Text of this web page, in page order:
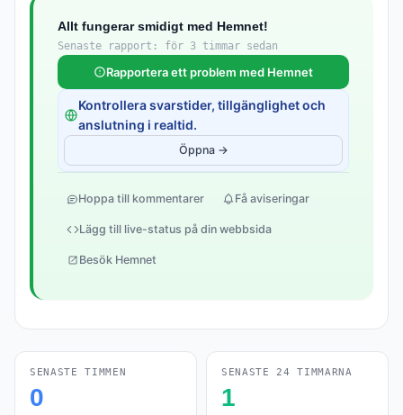
Allt fungerar smidigt med Hemnet!
Senaste rapport: för 3 timmar sedan
Rapportera ett problem med Hemnet
Kontrollera svarstider, tillgänglighet och
anslutning i realtid.
Öppna →
Hoppa till kommentarer Få aviseringar
Lägg till live-status på din webbsida
Besök Hemnet
SENASTE TIMMEN
0
SENASTE 24 TIMMARNA
1